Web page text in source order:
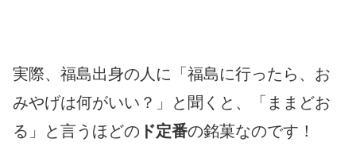
実際、福島出身の人に「福島に行ったら、お
みやげは何がいい？」と聞くと、「ままどお
る」と言うほどの ド定番の銘菓なのです！